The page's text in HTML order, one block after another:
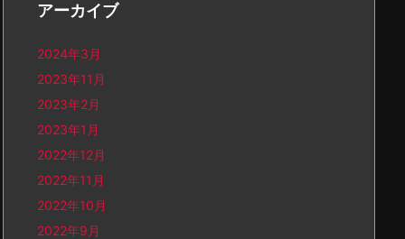
アーカイブ
2024年3月
2023年11月
2023年2月
2023年1月
2022年12月
2022年11月
2022年10月
2022年9月